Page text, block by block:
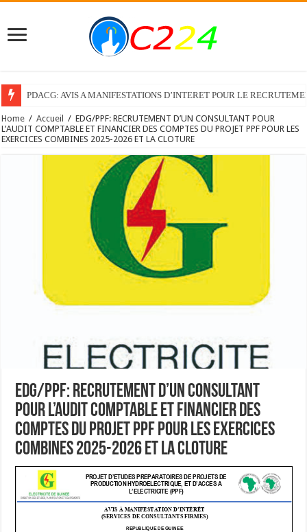
PDACG: AVIS A MANIFESTATIONS D’INTERET POUR LE
Home / Accueil / EDG/PPF: RECRUTEMENT D’UN CONSULTANT POUR
L’AUDIT COMPTABLE ET FINANCIER DES COMPTES DU PROJET PPF POUR LES
EXERCICES COMBINES 2025-2026 ET LA CLOTURE
EDG/PPF: RECRUTEMENT D’UN CONSULTANT
POUR L’AUDIT COMPTABLE ET FINANCIER DES
COMPTES DU PROJET PPF POUR LES EXERCICES
COMBINES 2025-2026 ET LA CLOTURE